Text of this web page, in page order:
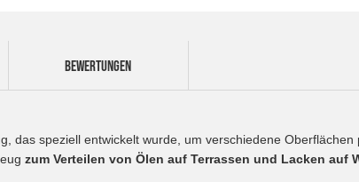
BEWERTUNGEN
das speziell entwickelt wurde, um verschiedene
zum Verteilen von Ölen auf Terrassen und Lacken auf